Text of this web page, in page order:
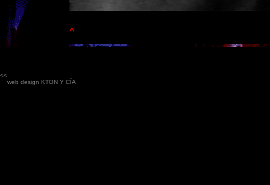
^
<<
web design KTON Y CÍA